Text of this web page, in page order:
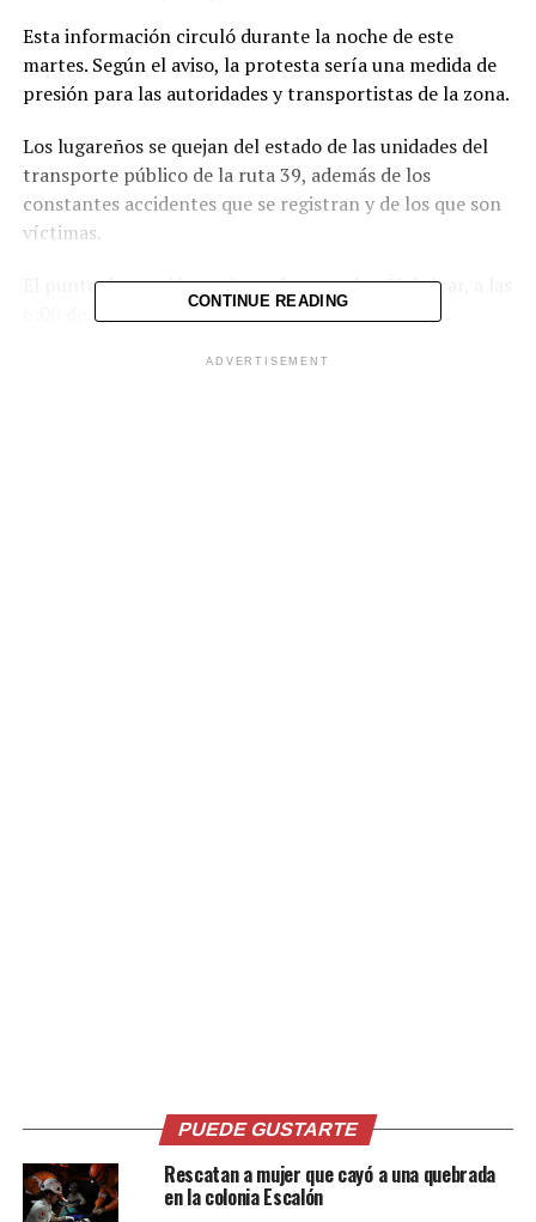
Esta información circuló durante la noche de este
martes. Según el aviso, la protesta sería una medida de
presión para las autoridades y transportistas de la zona.
Los lugareños se quejan del estado de las unidades del
transporte público de la ruta 39, además de los
constantes accidentes que se registran y de los que son
víctimas.
El punto de reunión sería en la entrada a Huizúcar, a las
6:00 de la mañana.
CONTINUE READING
ADVERTISEMENT
PUEDE GUSTARTE
Rescatan a mujer que cayó a una quebrada
en la colonia Escalón